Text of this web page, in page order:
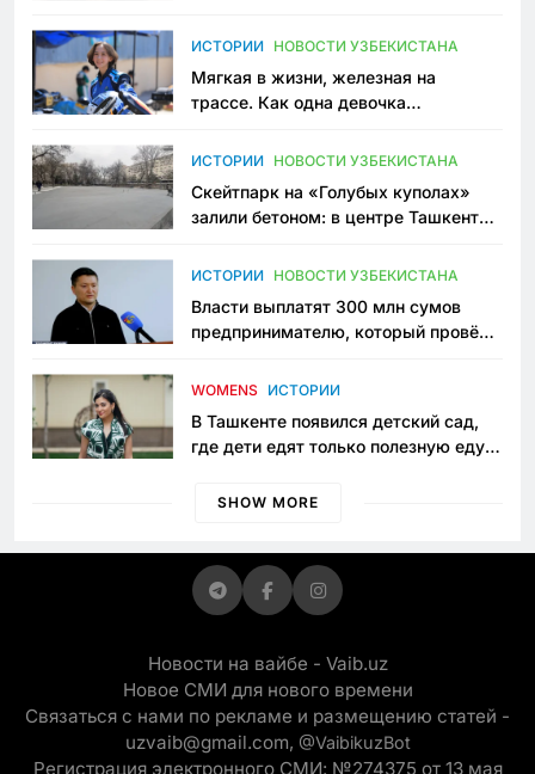
ИСТОРИИ НОВОСТИ УЗБЕКИСТАНА
Мягкая в жизни, железная на
трассе. Как одна девочка
Узбекистане
ИСТОРИИ НОВОСТИ УЗБЕКИСТАНА
Скейтпарк на «Голубых куполах»
залили бетоном: в центре Ташкента
пространство
ИСТОРИИ НОВОСТИ УЗБЕКИСТАНА
Власти выплатят 300 млн сумов
предпринимателю, который провёл
приговору
WOMENS ИСТОРИИ
В Ташкенте появился детский сад,
где дети едят только полезную еду.
просить «кашу без сахара»
SHOW MORE
Новости на вайбе - Vaib.uz
Новое СМИ для нового времени
Связаться с нами по рекламе и размещению статей -
uzvaib@gmail.com, @VaibikuzBot
Регистрация электронного СМИ: №274375 от 13 мая